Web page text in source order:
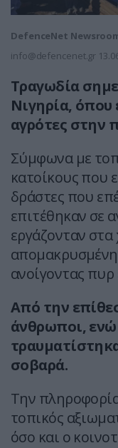
DefenceNet
info@defencenet.gr
Τραγωδία
Νιγηρία,
αγρότες στην
Σύμφωνα με
κατοίκους που
δράστες που
επιτέθηκαν σε
εργάζονταν
ανοίγοντας πυρ
Από την
άνθρωποι,
σοβαρά.
Την
τοπικός
όσο και ο